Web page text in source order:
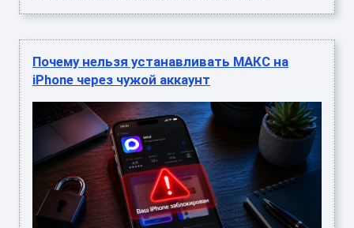
Почему нельзя устанавливать МАКС на
iPhone через чужой аккаунт